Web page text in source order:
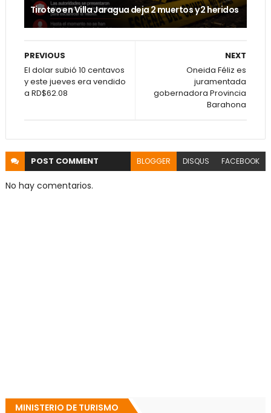
Tiroteo en Villa Jaragua deja 2 muertos y 2 heridos
NEXT
Oneida Féliz es
juramentada
gobernadora Provincia
Barahona
PREVIOUS
El dolar subió 10 centavos
y este jueves era vendido
a RD$62.08
POST COMMENT BLOGGER DISQUS FACEBOOK
No hay comentarios.
MINISTERIO DE TURISMO